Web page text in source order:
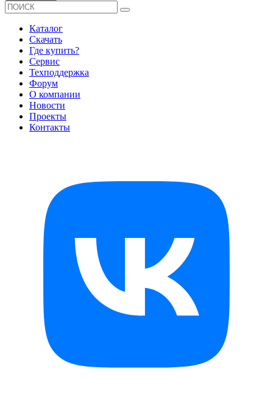
Каталог
Скачать
Где купить?
Сервис
Техподдержка
Форум
О компании
Новости
Проекты
Контакты